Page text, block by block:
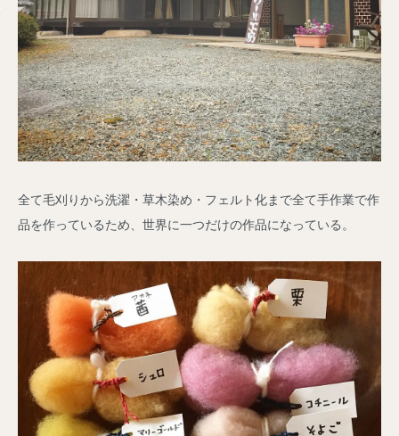
全て毛刈りから洗濯・草木染め・フェルト化まで全て手作業で作
品を作っているため、世界に一つだけの作品になっている。